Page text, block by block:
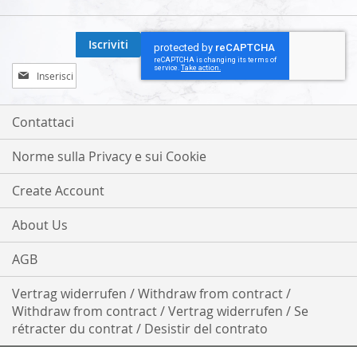
Iscriviti
alla
nostra
Newsletter:
Iscriviti
Contattaci
Norme sulla Privacy e sui Cookie
Create Account
About Us
AGB
Vertrag widerrufen / Withdraw from contract /
Withdraw from contract / Vertrag widerrufen / Se
rétracter du contrat / Desistir del contrato